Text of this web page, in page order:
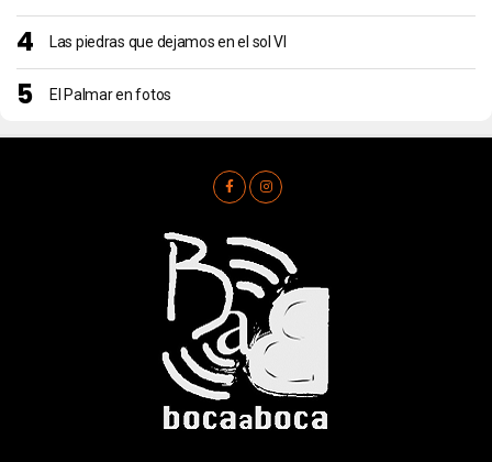
Las piedras que dejamos en el sol VI
El Palmar en fotos